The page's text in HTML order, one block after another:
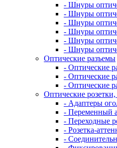
- Шнуры
- Шнуры
- Шнуры
- Шнуры
- Шнуры
- Шнуры
Оптические разъемы
- Оптические
- Оптические
- Оптические
Оптические
- Адаптеры
- Переменный
- Переходные
- Розетка-
-